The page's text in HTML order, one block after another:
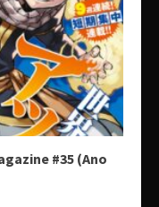
#35 (Ano